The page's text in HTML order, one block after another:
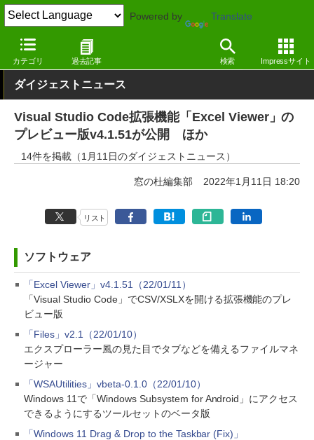
Powered by Translate
カテゴリ 過去記事 検索 Impressサイト
窓の杜 その他の話題 アップデート
ダイジェストニュース
Visual Studio Code拡張機能「Excel Viewer」の
プレビュー版v4.1.51が公開 ほか
14件を掲載（1月11日のダイジェストニュース）
窓の杜編集部 2022年1月11日 18:20
リスト
ソフトウェア
「Excel Viewer」v4.1.51（22/01/11）
「Visual Studio Code」でCSV/XSLXを開ける拡張機能のプレ
ビュー版
「Files」v2.1（22/01/10）
エクスプローラー風の見た目でタブなどを備えるファイルマネ
ージャー
「WSAUtilities」vbeta-0.1.0（22/01/10）
Windows 11で「Windows Subsystem for Android」にアクセス
できるようにするツールセットのベータ版
「Windows 11 Drag & Drop to the Taskbar (Fix)」